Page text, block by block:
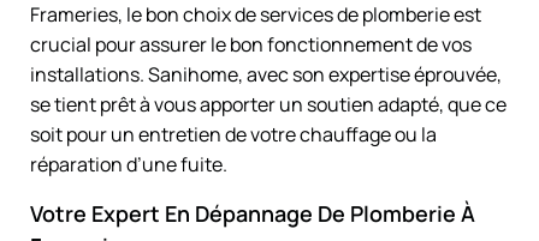
Frameries, le bon choix de services de plomberie est
crucial pour assurer le bon fonctionnement de vos
installations. Sanihome, avec son expertise éprouvée,
se tient prêt à vous apporter un soutien adapté, que ce
soit pour un entretien de votre chauffage ou la
réparation d’une fuite.
Votre Expert En Dépannage De Plomberie À